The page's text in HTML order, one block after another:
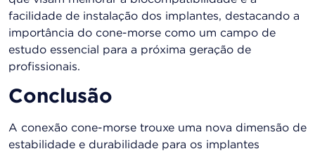
facilidade de instalação dos implantes, destacando a
importância do cone-morse como um campo de
estudo essencial para a próxima geração de
profissionais.
Conclusão
A conexão cone-morse trouxe uma nova dimensão de
estabilidade e durabilidade para os implantes